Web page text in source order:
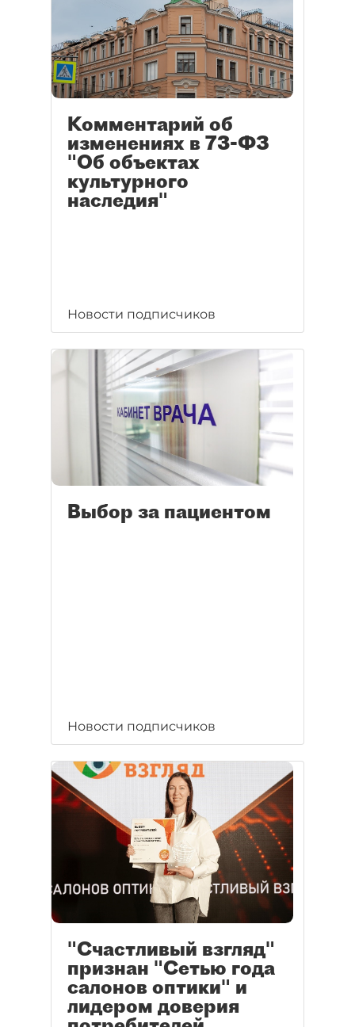
Комментарий об
изменениях в 73-ФЗ
"Об объектах
культурного
наследия"
Новости подписчиков
Выбор за пациентом
Новости подписчиков
"Счастливый взгляд"
признан "Сетью года
салонов оптики" и
лидером доверия